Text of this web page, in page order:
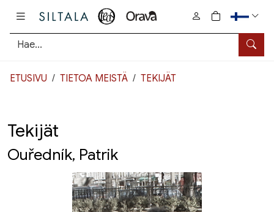
Hae
0
tuotetta
ETUSIVU TIETOA MEISTÄ TEKIJÄT
Tekijät
Ouředník, Patrik